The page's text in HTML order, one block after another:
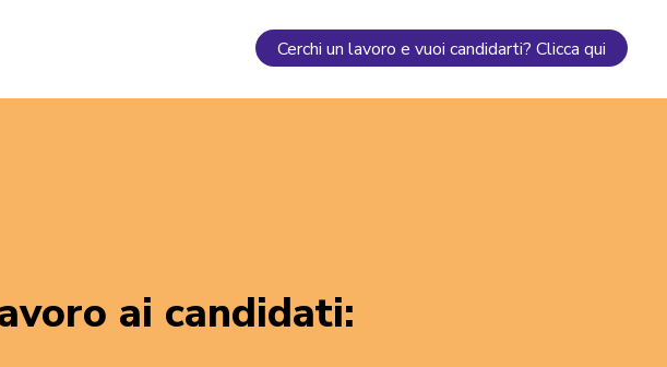
Cerchi un lavoro e vuoi candidarti? Clicca qui
ai candidati: